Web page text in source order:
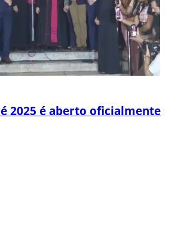
2025 é aberto oficialmente